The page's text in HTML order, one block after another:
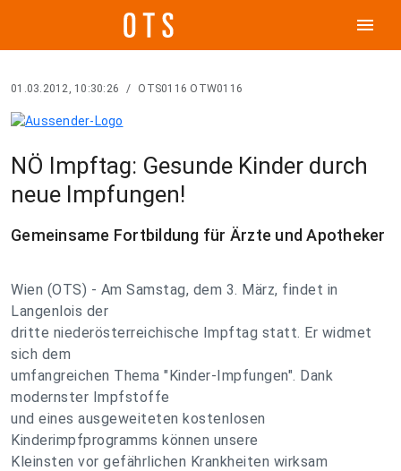
menu
01.03.2012, 10:30:26 / OTS0116 OTW0116
NÖ Impftag: Gesunde Kinder durch
neue Impfungen!
Gemeinsame Fortbildung für Ärzte und Apotheker
Wien (OTS) - Am Samstag, dem 3. März, findet in
Langenlois der
dritte niederösterreichische Impftag statt. Er widmet
sich dem
umfangreichen Thema "Kinder-Impfungen". Dank
modernster Impfstoffe
und eines ausgeweiteten kostenlosen
Kinderimpfprogramms können unsere
Kleinsten vor gefährlichen Krankheiten wirksam